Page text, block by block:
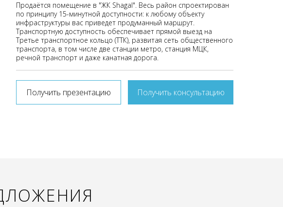
Продаётся помещение в "ЖК Shagal". Весь район спроектирован
по принципу 15-минутной доступности: к любому объекту
инфраструктуры вас приведет продуманный маршрут.
Транспортную доступность обеспечивает прямой выезд на
Третье транспортное кольцо (ТТК), развитая сеть общественного
транспорта, в том числе две станции метро, станция МЦК,
речной транспорт и даже канатная дорога.
Получить презентацию Получить консультацию